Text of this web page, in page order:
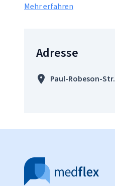
Mehr erfahren
Adresse
Paul-Robeson-